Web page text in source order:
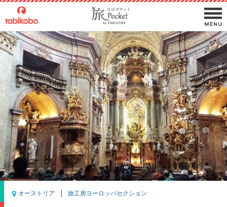
オーストリア 旅工房ヨーロッパセクション